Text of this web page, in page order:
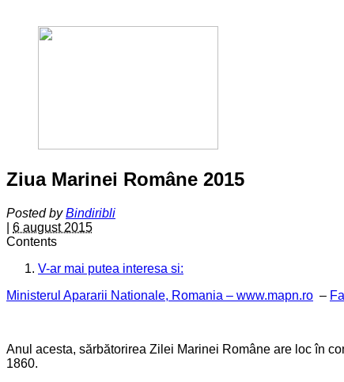
Ziua Marinei Române 2015
Posted byBindiribli
6 august 2015
Contents
V-ar mai putea interesa si:
Ministerul Apararii Nationale, Romania – www.mapn.ro –
Anul acesta, sărbătorirea Zilei Marinei Române are loc în
1860.